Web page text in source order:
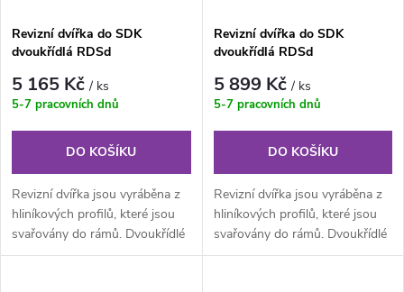
p
r
o
d
u
s
p
r
d
u
Revizní dvířka do SDK
dvoukřídlá RDSd
5 165 Kč/ ks
5-7 pracovních dnů
DO KOŠÍKU
Revizní dvířka jsou vyráběna z
hliníkových profilů, které jsou
svařovány do rámů. Dvoukřídlé
provedení je složeno z...
Revizní dvířka do SDK
dvoukřídlá RDSd
5 899 Kč/ ks
5-7 pracovních dnů
DO KOŠÍKU
Revizní dvířka jsou vyráběna z
hliníkových profilů, které jsou
svařovány do rámů. Dvoukřídlé
provedení je složeno z...